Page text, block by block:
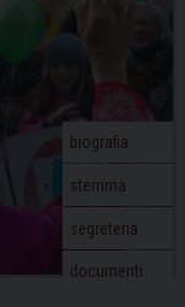
biografia
stemma
segreteria
documenti